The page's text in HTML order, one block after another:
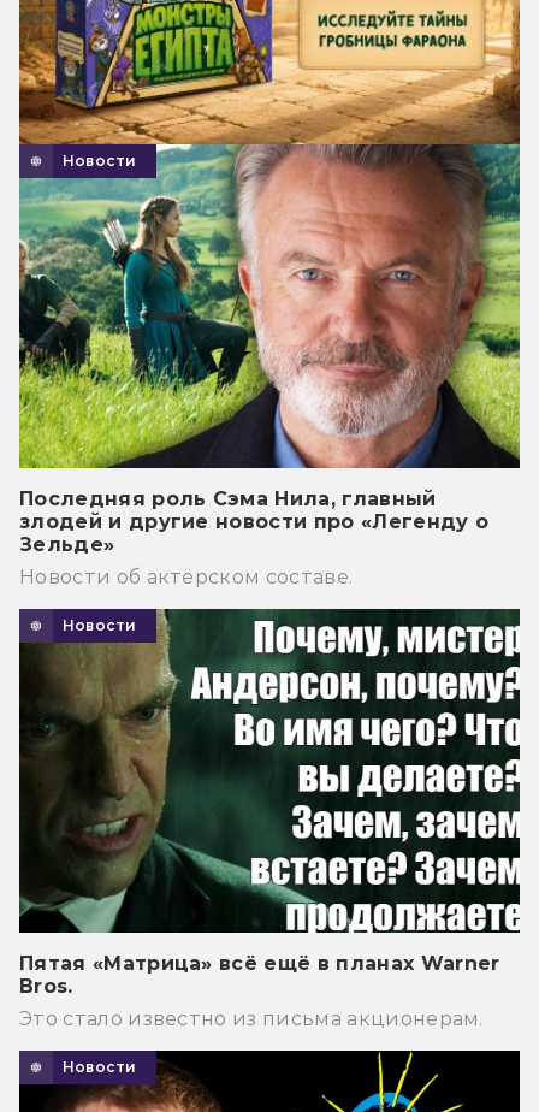
Новости
Последняя роль Сэма Нила, главный
злодей и другие новости про «Легенду о
Зельде»
Новости об актёрском составе.
Новости
Пятая «Матрица» всё ещё в планах Warner
Bros.
Это стало известно из письма акционерам.
Новости